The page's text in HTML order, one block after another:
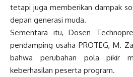
tetapi juga memberikan dampak
depan generasi muda.
Sementara itu, Dosen
pendamping usaha PROTEG, M.
bahwa perubahan pola pikir
keberhasilan peserta program.